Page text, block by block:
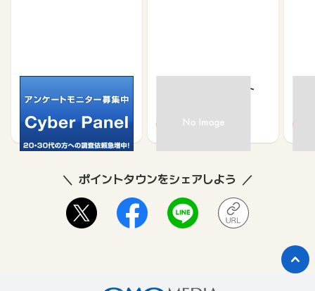
500 750
京急プレミアポイント
370 650
ポイントタウンをシェアしよう